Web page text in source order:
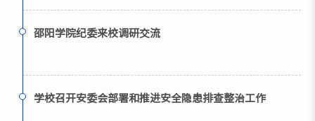
邵阳学院纪委来校调研交流
学校召开安委会部署和推进安全隐患排查整治工作